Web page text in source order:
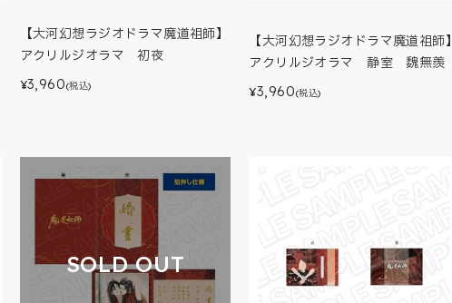
【大河幻想ラジオドラマ魔道祖師】
アクリルジオラマ 初夜
¥3,960(税込)
【大河幻想ラジオドラマ魔道祖師】
アクリルジオラマ 静室 魏無羨
¥3,960(税込)
SOLD OUT